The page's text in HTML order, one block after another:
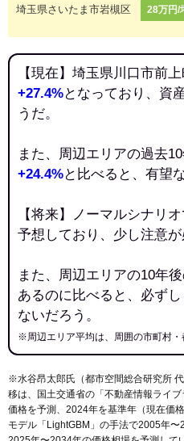
埼玉県さいたま市岩槻区 28万円/
【現在】埼玉県川口市前
+27.4%となっており、資
うだ。
また、周辺エリアの過去
+24.4%と比べると、有望
【将来】ノーマルシナリ
予想しており、少し注意が
また、周辺エリアの10年
あるのに比べると、必ず
ないだろう。
※周辺エリア平均は、周囲の市町村・
※水谷昂太郎氏（都市空間総合研究所
移は、国土交通省の「 不動産情報ライブ
価格を予測、2024年を基準年（現在価
モデル「LightGBM」の手法で2005年〜